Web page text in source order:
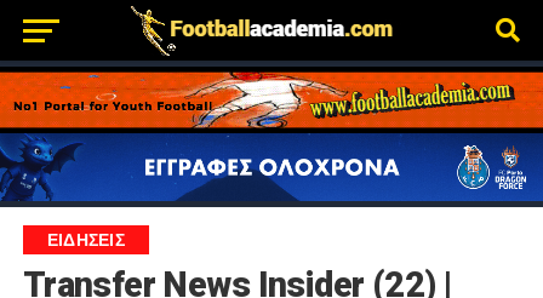
ΕΙΔΗΣΕΙΣ
Transfer News Insider (22) |